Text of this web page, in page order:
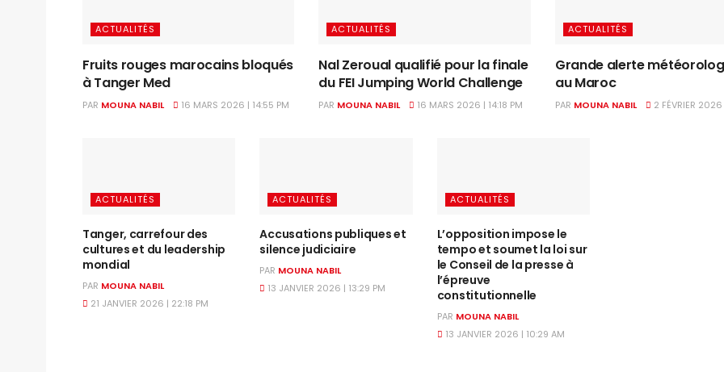
ACTUALITÉS
Fruits rouges marocains bloqués
à Tanger Med
PAR MOUNA NABIL 16 MARS 2026 | 14:55 PM
ACTUALITÉS
Nal Zeroual qualifié pour la finale
du FEI Jumping World Challenge
PAR MOUNA NABIL 16 MARS 2026 | 14:18 PM
ACTUALITÉS
Grande alerte
au Maroc
PAR MOUNA NABIL 2 FÉVRIER
ACTUALITÉS
Tanger, carrefour des
cultures et du leadership
mondial
PAR MOUNA NABIL
21 JANVIER 2026 | 22:18 PM
ACTUALITÉS
Accusations publiques et
silence judiciaire
PAR MOUNA NABIL
13 JANVIER 2026 | 13:29 PM
ACTUALITÉS
L’opposition impose le
tempo et soumet la loi sur
le Conseil de la presse à
l’épreuve
constitutionnelle
PAR MOUNA NABIL
13 JANVIER 2026 | 10:29 AM